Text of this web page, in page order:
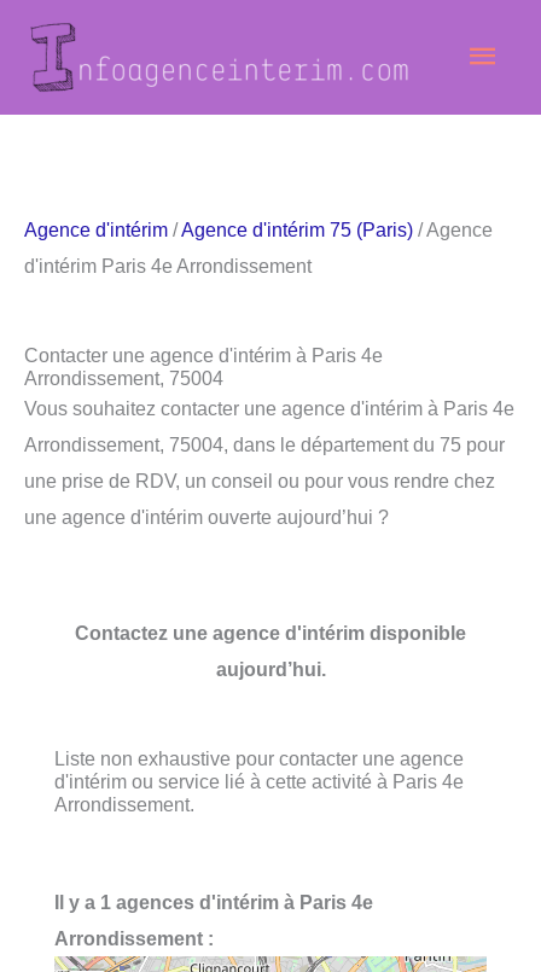
contenu
Agence d'intérim /Agence d'intérim 75 (Paris) / Agence
d'intérim Paris 4e Arrondissement
Contacter une agence d'intérim à Paris 4e
Arrondissement, 75004
Vous souhaitez contacter une agence d'intérim à Paris 4e
Arrondissement, 75004, dans le département du 75 pour
une prise de RDV, un conseil ou pour vous rendre chez
une agence d'intérim ouverte aujourd’hui ?
Contactez une agence d'intérim disponible
aujourd’hui.
Liste non exhaustive pour contacter une agence
d'intérim ou service lié à cette activité à Paris 4e
Arrondissement.
Il y a 1 agences d'intérim à Paris 4e
Arrondissement :